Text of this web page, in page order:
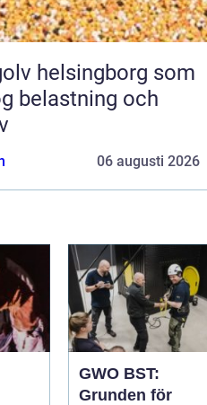
helsingborg som
belastning och
06 augusti 2026
GWO BST:
Grunden för